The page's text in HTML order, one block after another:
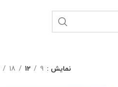
نمایش 9
12
18